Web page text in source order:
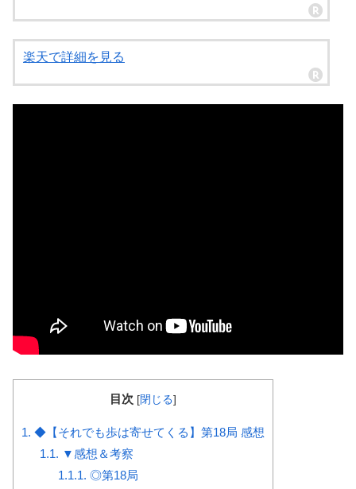
楽天で詳細を見る
目次 [閉じる]
1. ◆【それでも歩は寄せてくる】第18局 感想
1.1. ▼感想＆考察
1.1.1. ◎第18局